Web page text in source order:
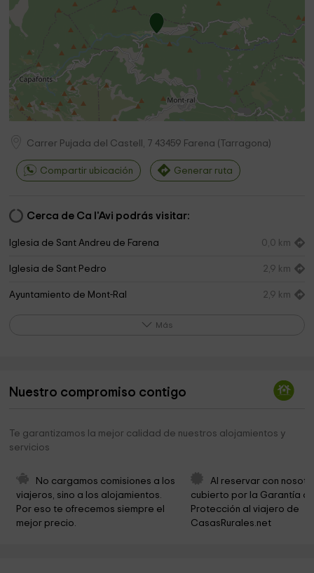
también experimenten con la naturaleza.
Carrer Pujada del Castell, 7 43459 Farena ( Tarragona)
Compartir ubicación Generar ruta
Cerca de Ca l'Avi podrás visitar:
Iglesia de Sant Andreu de Farena 0,0 km
Iglesia de Sant Pedro 2,9 km
Ayuntamiento de Mont-Ral 2,9 km
Ayuntamiento De Capafonts 5,2 km
Ermita de les Virtuts
Mas de Vilella
Barranc del Titllar
Barbacoas roca de la mel 6,1 km
Más
Nuestro compromiso contigo
Te garantizamos la mejor calidad de nuestros alojamientos y
servicios
No cargamos comisiones a los
viajeros, sino a los alojamientos.
Por eso te ofrecemos siempre el
mejor precio.
Al reservar con
cubierto por la Garantía
Protección al viajero de
CasasRurales.net